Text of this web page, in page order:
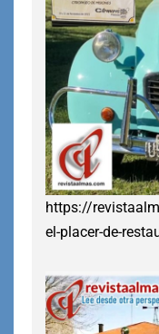
https://
el-placer-de-